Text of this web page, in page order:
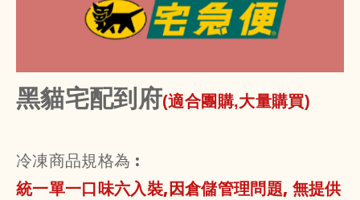
黑貓宅配到府(適合團購,大量購買)
冷凍商品規格為 :
統一單一口味六入裝,因倉儲管理問題, 無提供